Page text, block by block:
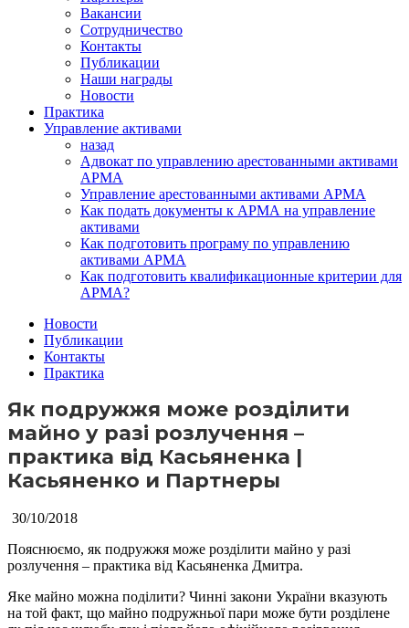
Вакансии
Сотрудничество
Контакты
Публикации
Наши награды
Новости
Практика
Управление активами
назад
Адвокат по управлению арестованными активами
АРМА
Управление арестованными активами АРМА
Как подать документы к АРМА на управление
активами
Как подготовить програму по управлению
активами АРМА
Как подготовить квалификационные критерии для
АРМА?
Новости
Публикации
Контакты
Практика
Як подружжя може розділити
майно у разі розлучення –
практика від Касьяненка |
Касьяненко и Партнеры
30/10/2018
Пояснюємо, як подружжя може розділити майно у разі
розлучення – практика від Касьяненка Дмитра.
Яке майно можна поділити? Чинні закони України вказують
на той факт, що майно подружньої пари може бути розділене